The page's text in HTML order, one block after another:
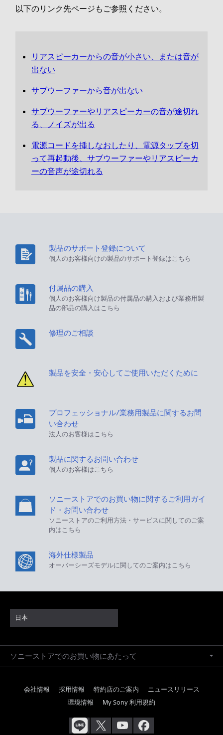
以下のリンク先ページもご参照ください。
リアスピーカーからの音が小さい、または音が
出ない
サブウーファーから音が出ない
サブウーファーやリアスピーカーの音が途切れ
る、ノイズが出る
電源コードを挿しなおしたり、電源タップを切
って再起動後、サブウーファーやリアスピーカ
ーの音声が途切れる
製品のサポート登録について
個人のお客様向けの製品のサポート登録はこちら
付属品の購入
個人のお客様向け製品の付属品の購入および業務用製
品の部品の購入はこちら
修理のご相談
製品を安全・安心してご使用いただくために
プロフェッショナル/業務用製品に関するお問
い合わせ
法人のお客様はこちら
製品に関するお問い合わせ
個人のお客様はこちら
ソニーストアでのお買い物に関するご利用ガイ
ド・お問い合わせ
ソニーストアのご利用方法・サービスに関してのご案
内はこちら
海外仕様製品
オーバーシーズモデルに関してのご案内はこちら
日本
ソニーストアでのお買い物にあたって
会社情報 採用情報 特約店のご案内
ニュースリリース
環境情報
My Sony 利用規約